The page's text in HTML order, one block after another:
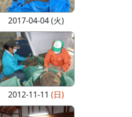
2017-04-04 (火)
2012-11-11 (日)